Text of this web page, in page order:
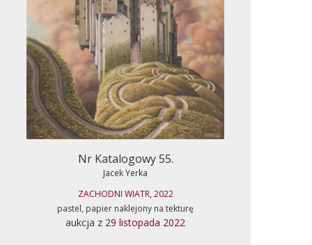
Nr Katalogowy 55.
Jacek Yerka
ZACHODNI WIATR, 2022
pastel, papier naklejony na tekturę
aukcja z 29 listopada 2022